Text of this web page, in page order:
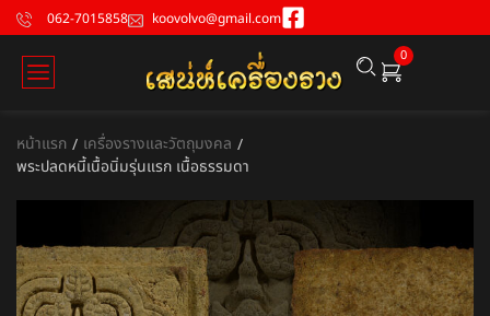
062-7015858 koovolvo@gmail.com
0
หน้าแรก / เครื่องรางและวัตถุมงคล /
พระปลดหนี้เนื้อนิ่มรุ่นแรก เนื้อธรรมดา